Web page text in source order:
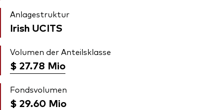
Anlagestruktur
Irish UCITS
Volumen der Anteilsklasse
$ 27.78 Mio
Fondsvolumen
$ 29.60 Mio